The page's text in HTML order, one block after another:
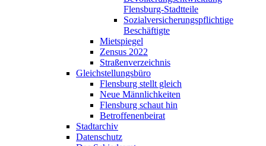
Flensburg-Stadtteile
Sozialversicherungspflichtige
Beschäftigte
Mietspiegel
Zensus 2022
Straßenverzeichnis
Gleichstellungsbüro
Flensburg stellt gleich
Neue Männlichkeiten
Flensburg schaut hin
Betroffenenbeirat
Stadtarchiv
Datenschutz